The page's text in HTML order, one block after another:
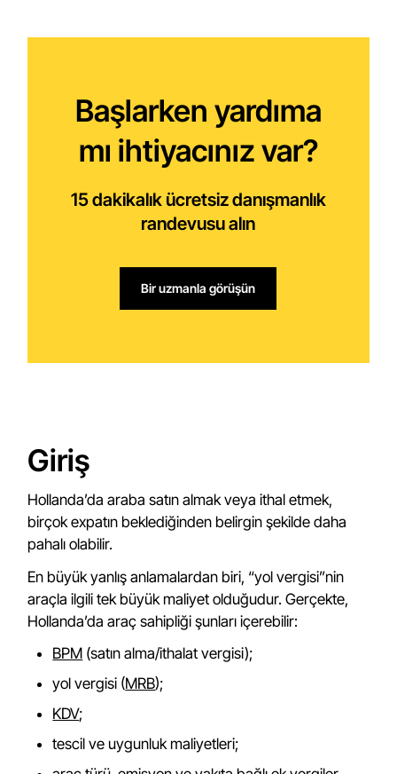
Giriş
Hollanda’da araba satın almak veya ithal etmek,
birçok expatın beklediğinden belirgin şekilde daha
pahalı olabilir.
En büyük yanlış anlamalardan biri, “yol vergisi”nin
araçla ilgili tek büyük maliyet olduğudur. Gerçekte,
Hollanda’da araç sahipliği şunları içerebilir:
BPM (satın alma/ithalat vergisi);
yol vergisi (MRB);
KDV;
tescil ve uygunluk maliyetleri;
Başlarken yardıma
mı ihtiyacınız var?
15 dakikalık ücretsiz danışmanlık
randevusu alın
Bir uzmanla görüşün